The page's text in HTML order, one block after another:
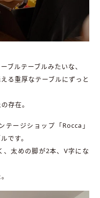
ブルテーブルみたいな、
る重厚なテーブルにずっと
存在。
ージショップ「Rocca」
です。
、太めの脚が2本、V字にな